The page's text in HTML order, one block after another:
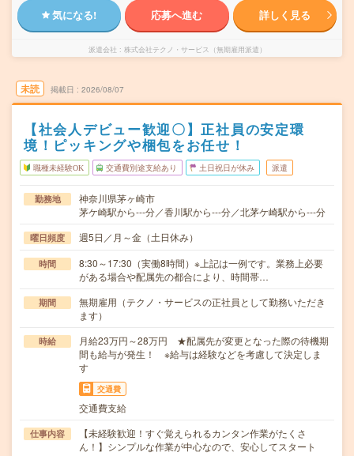
気になる! 応募へ進む 詳しく見る
派遣会社 株式会社テクノ・サービス（無期雇用派遣）
未読 掲載日 2026/08/07
【社会人デビュー歓迎〇】正社員の安定環
境！ピッキングや梱包をお任せ！
職種未経験OK 交通費別途支給あり 土日祝日が休み 派遣
勤務地
神奈川県茅ヶ崎市
茅ケ崎駅から---分／香川駅から---分／北茅ケ崎駅から---分
曜日頻度 週5日／月～金（土日休み）
時間
8:30～17:30（実働8時間）※上記は一例です。業務上必要
がある場合や配属先の都合により、時間帯…
期間
無期雇用（テクノ・サービスの正社員として勤務いただき
ます）
時給
月給23万円～28万円 ★配属先が変更となった際の待機期
間も給与が発生！ ※給与は経験などを考慮して決定しま
す
交通費
交通費支給
仕事内容
【未経験歓迎！すぐ覚えられるカンタン作業がたくさ
ん！】シンプルな作業が中心なので、安心してスタート